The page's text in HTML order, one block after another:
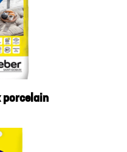
porcelain